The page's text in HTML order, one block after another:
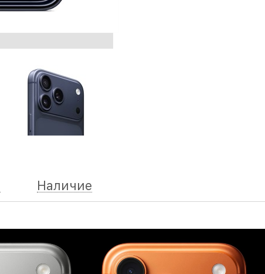
Наличие